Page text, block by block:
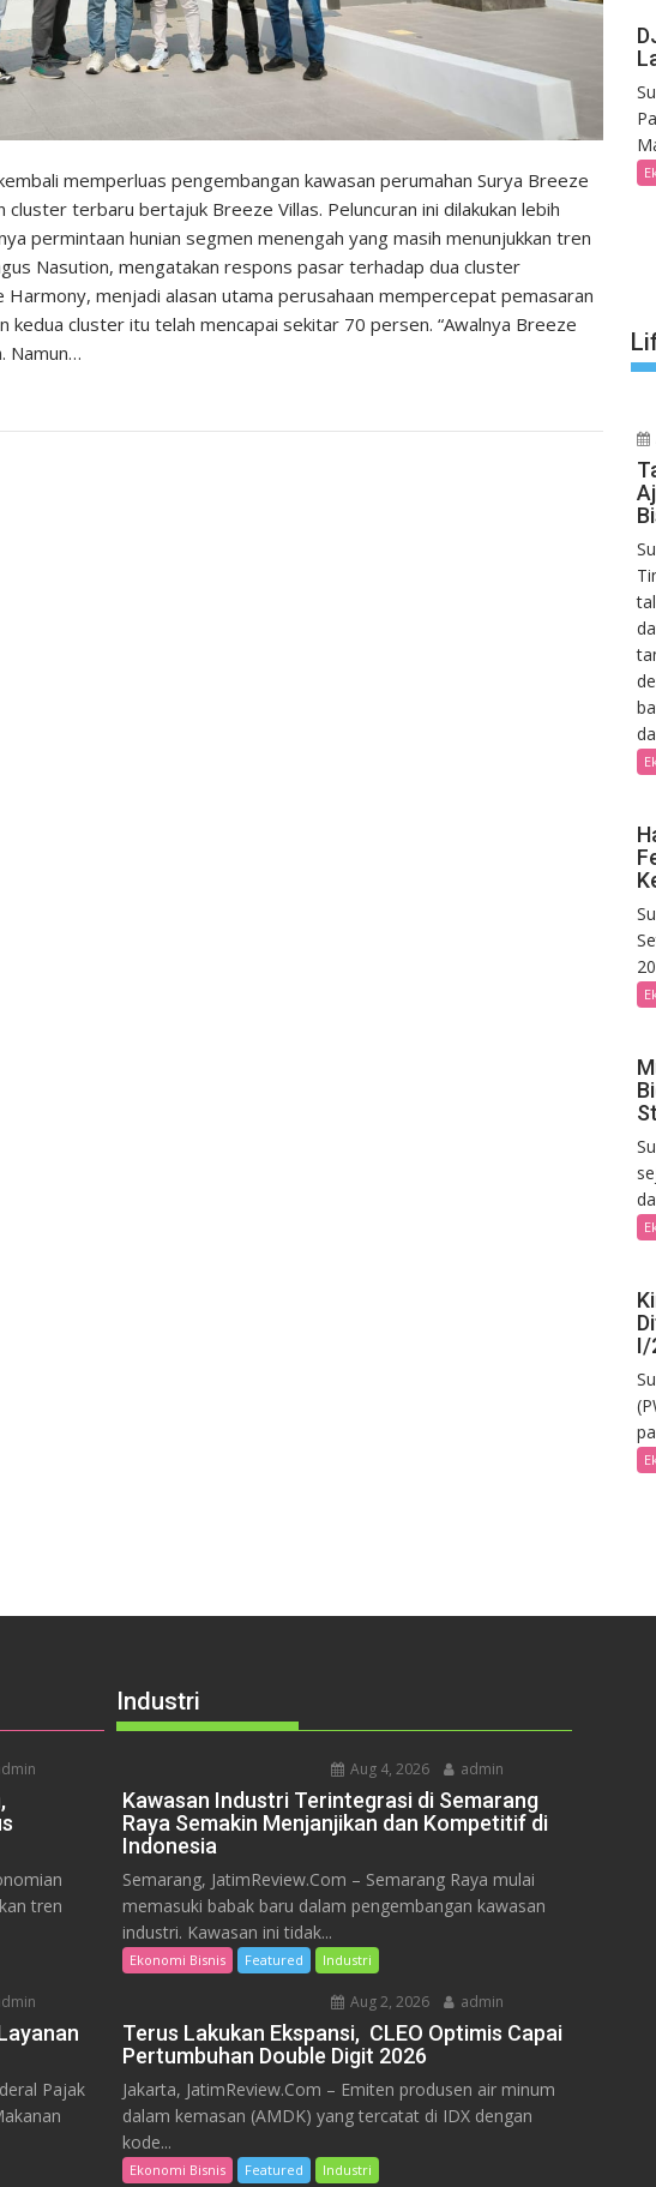
memperluas pengembangan kawasan perumahan Surya Breeze
cluster terbaru bertajuk Breeze Villas. Peluncuran ini dilakukan lebih
permintaan hunian segmen menengah yang masih menunjukkan tren
Nasution, mengatakan respons pasar terhadap dua cluster
menjadi alasan utama perusahaan mempercepat pemasaran
cluster itu telah mencapai sekitar 70 persen. “Awalnya Breeze
Namun…
I/
tren
Pajak
Industri
Aug 4, 2026 admin
Kawasan Industri Terintegrasi di Semarang
Raya Semakin Menjanjikan dan Kompetitif di
Indonesia
Semarang, JatimReview.Com – Semarang Raya mulai
memasuki babak baru dalam pengembangan kawasan
industri. Kawasan ini tidak...
Ekonomi Bisnis Featured Industri
Aug 2, 2026 admin
Terus Lakukan Ekspansi, CLEO Optimis Capai
Pertumbuhan Double Digit 2026
Jakarta, JatimReview.Com – Emiten produsen air minum
dalam kemasan (AMDK) yang tercatat di IDX dengan
kode...
Ekonomi Bisnis Featured Industri